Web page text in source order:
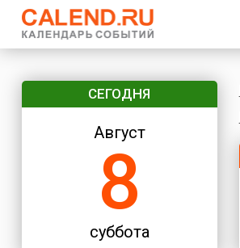
СЕГОДНЯ
Август
8
суббота